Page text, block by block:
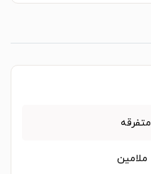
متفرقه
ملامین